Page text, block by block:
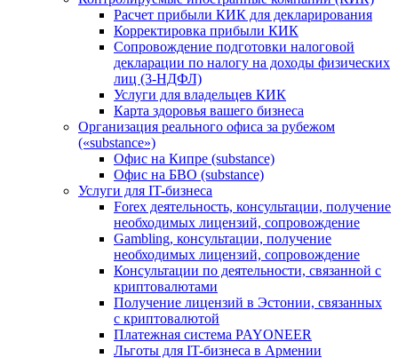
Расчет прибыли КИК для декларирования
Корректировка прибыли КИК
Сопровождение подготовки налоговой
декларации по налогу на доходы физических
лиц (3-НДФЛ)
Услуги для владельцев КИК
Карта здоровья вашего бизнеса
Организация реального офиса за рубежом
(«substance»)
Офис на Кипре (substance)
Офис на БВО (substance)
Услуги для IT-бизнеса
Forex деятельность, консультации, получение
необходимых лицензий, сопровождение
Gambling, консультации, получение
необходимых лицензий, сопровождение
Консультации по деятельности, связанной с
криптовалютами
Получение лицензий в Эстонии, связанных
с криптовалютой
Платежная система PAYONEER
Льготы для IT-бизнеса в Армении